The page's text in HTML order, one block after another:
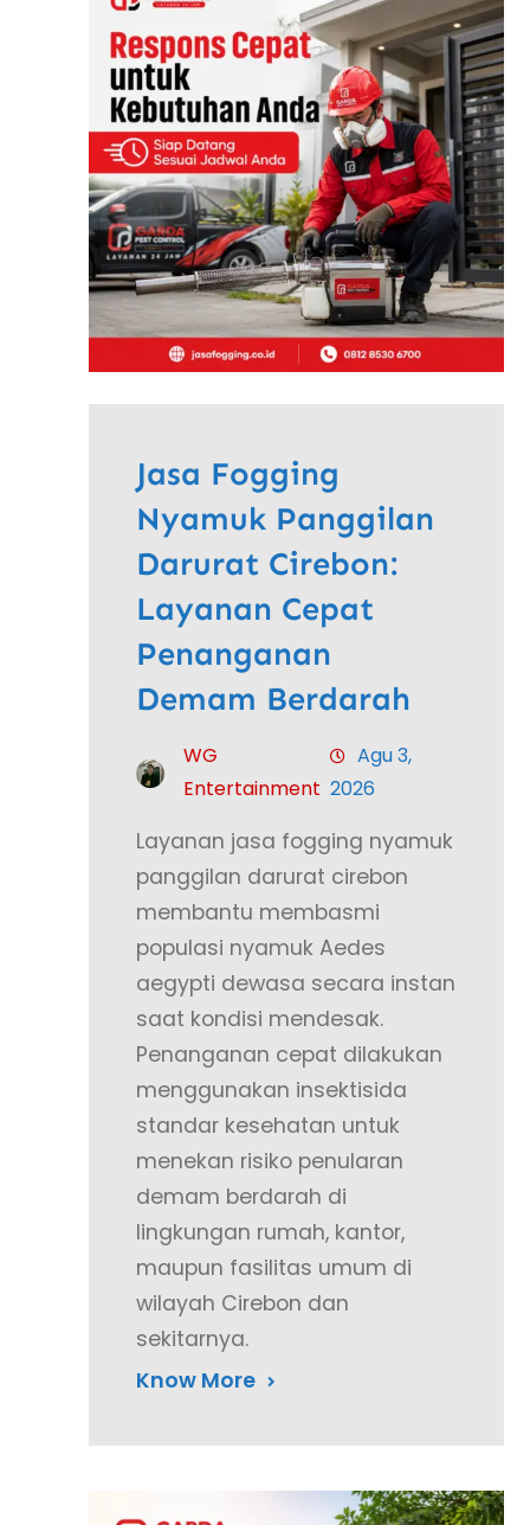
Jasa Fogging
Nyamuk Panggilan
Darurat Cirebon:
Layanan Cepat
Penanganan
Demam Berdarah
WG
Entertainment
Agu 3,
2026
Layanan jasa fogging nyamuk
panggilan darurat cirebon
membantu membasmi
populasi nyamuk Aedes
aegypti dewasa secara instan
saat kondisi mendesak.
Penanganan cepat dilakukan
menggunakan insektisida
standar kesehatan untuk
menekan risiko penularan
demam berdarah di
lingkungan rumah, kantor,
maupun fasilitas umum di
wilayah Cirebon dan
sekitarnya.
Know More